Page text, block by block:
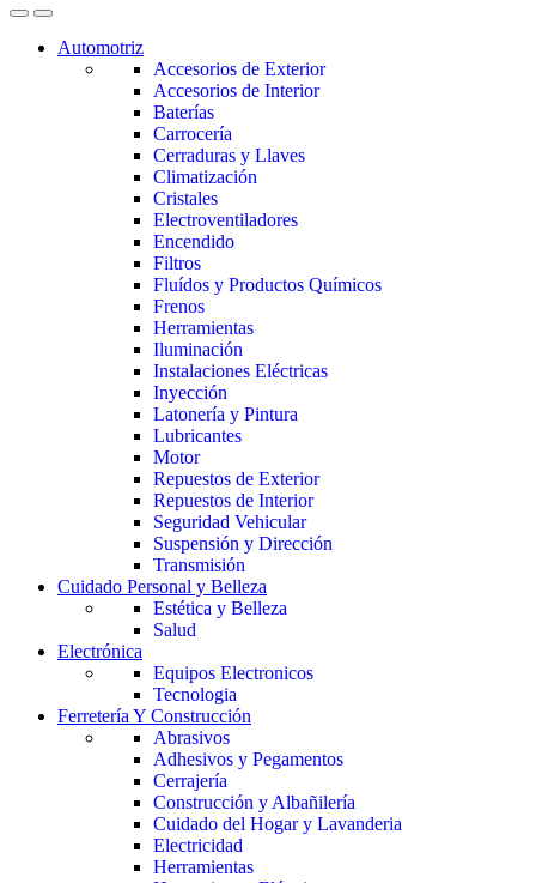
Automotriz
Accesorios de Exterior
Accesorios de Interior
Baterías
Carrocería
Cerraduras y Llaves
Climatización
Cristales
Electroventiladores
Encendido
Filtros
Fluídos y Productos Químicos
Frenos
Herramientas
Iluminación
Instalaciones Eléctricas
Inyección
Latonería y Pintura
Lubricantes
Motor
Repuestos de Exterior
Repuestos de Interior
Seguridad Vehicular
Suspensión y Dirección
Transmisión
Cuidado Personal y Belleza
Estética y Belleza
Salud
Electrónica
Equipos Electronicos
Tecnologia
Ferretería Y Construcción
Abrasivos
Adhesivos y Pegamentos
Cerrajería
Construcción y Albañilería
Cuidado del Hogar y Lavanderia
Electricidad
Herramientas